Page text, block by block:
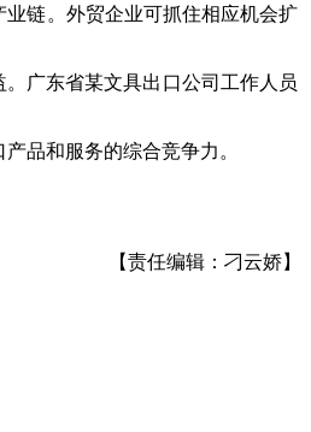
业链。外贸企业可抓住相应机会扩
广东省某文具出口公司工作人员
品和服务的综合竞争力。
【责任编辑：刁云娇】